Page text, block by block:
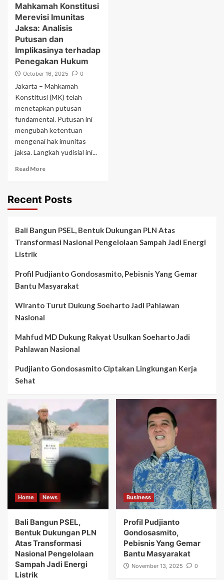
Mahkamah Konstitusi
Merevisi Imunitas
Jaksa: Analisis
Putusan dan
Implikasinya terhadap
Penegakan Hukum
October 16, 2025 0
Jakarta – Mahkamah
Konstitusi (MK) telah
menetapkan putusan
fundamental. Putusan ini
mengubah ketentuan
mengenai hak imunitas
jaksa. Langkah yudisial ini...
Read More
Recent Posts
Bali Bangun PSEL, Bentuk Dukungan PLN Atas
Transformasi Nasional Pengelolaan Sampah Jadi Energi
Listrik
Profil Pudjianto Gondosasmito, Pebisnis Yang Gemar
Bantu Masyarakat
Wiranto Turut Dukung Soeharto Jadi Pahlawan
Nasional
Mahfud MD Dukung Rakyat Usulkan Soeharto Jadi
Pahlawan Nasional
Pudjianto Gondosasmito Ciptakan Lingkungan Kerja
Sehat
Home News
Bali Bangun PSEL,
Bentuk Dukungan PLN
Atas Transformasi
Nasional Pengelolaan
Sampah Jadi Energi
Listrik
Business
Profil Pudjianto
Gondosasmito,
Pebisnis Yang Gemar
Bantu Masyarakat
November 13, 2025 0